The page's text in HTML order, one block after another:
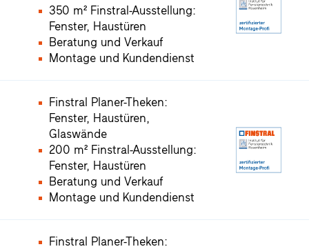
350 m² Finstral-Ausstellung:
Fenster, Haustüren
Beratung und Verkauf
Montage und Kundendienst
Finstral Planer-Theken:
Fenster, Haustüren,
Glaswände
200 m² Finstral-Ausstellung:
Fenster, Haustüren
Beratung und Verkauf
Montage und Kundendienst
Finstral Planer-Theken: